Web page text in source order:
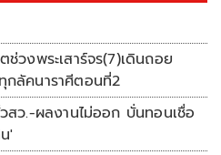
วงพระเสาร์จร(7)เดินถอย
กลัคนาราศีตอนที่2
ว.-ผลงานไม่ออก บั่นทอนเชื่อ
'